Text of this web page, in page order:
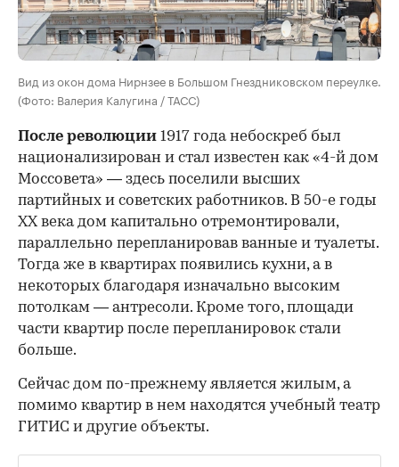
Вид из окон дома Нирнзее в Большом Гнездниковском переулке.
(Фото: Валерия Калугина / ТАСС)
После революции 1917 года небоскреб был
национализирован и стал известен как «4-й дом
Моссовета» — здесь поселили высших
партийных и советских работников. В 50-е годы
ХХ века дом капитально отремонтировали,
параллельно перепланировав ванные и туалеты.
Тогда же в квартирах появились кухни, а в
некоторых благодаря изначально высоким
потолкам — антресоли. Кроме того, площади
части квартир после перепланировок стали
больше.
Сейчас дом по-прежнему является жилым, а
помимо квартир в нем находятся учебный театр
ГИТИС и другие объекты.